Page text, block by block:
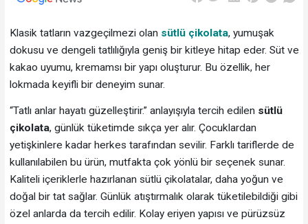
Klasik tatların vazgeçilmezi olan sütlü çikolata, yumuşak
dokusu ve dengeli tatlılığıyla geniş bir kitleye hitap eder. Süt ve
kakao uyumu, kremamsı bir yapı oluşturur. Bu özellik, her
lokmada keyifli bir deneyim sunar.
“Tatlı anlar hayatı güzelleştirir.” anlayışıyla tercih edilen sütlü
çikolata, günlük tüketimde sıkça yer alır. Çocuklardan
yetişkinlere kadar herkes tarafından sevilir. Farklı tariflerde de
kullanılabilen bu ürün, mutfakta çok yönlü bir seçenek sunar.
Kaliteli içeriklerle hazırlanan sütlü çikolatalar, daha yoğun ve
doğal bir tat sağlar. Günlük atıştırmalık olarak tüketilebildiği gibi
özel anlarda da tercih edilir. Kolay eriyen yapısı ve pürüzsüz